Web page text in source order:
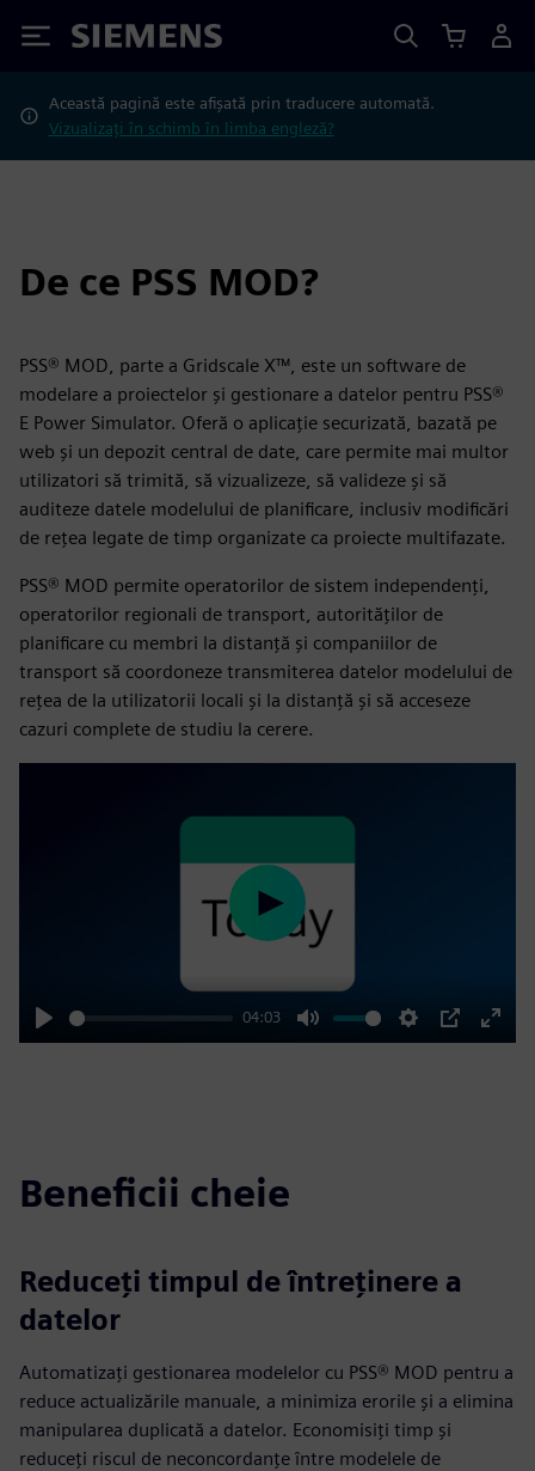
Siemens
Această pagină este afișată prin traducere automată.
Vizualizați în schimb în limba engleză?
De ce PSS MOD?
PSS® MOD, parte a Gridscale X™, este un software de
modelare a proiectelor și gestionare a datelor pentru PSS®
E Power Simulator. Oferă o aplicație securizată, bazată pe
web și un depozit central de date, care permite mai multor
utilizatori să trimită, să vizualizeze, să valideze și să
auditeze datele modelului de planificare, inclusiv modificări
de rețea legate de timp organizate ca proiecte multifazate.
PSS® MOD permite operatorilor de sistem independenți,
operatorilor regionali de transport, autorităților de
planificare cu membri la distanță și companiilor de
transport să coordoneze transmiterea datelor modelului de
rețea de la utilizatorii locali și la distanță și să acceseze
cazuri complete de studiu la cerere.
Play
04:03
Mute Settings
PIP
Enter
Play
Beneficii cheie
Reduceți timpul de întreținere a
datelor
Automatizați gestionarea modelelor cu PSS® MOD pentru a
reduce actualizările manuale, a minimiza erorile și a elimina
manipularea duplicată a datelor. Economisiți timp și
reduceți riscul de neconcordanțe între modelele de